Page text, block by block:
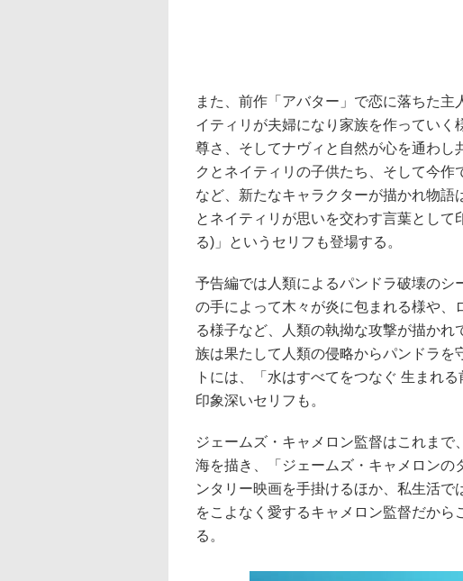
また、前作「アバター」で恋に落ちた
イティリが夫婦になり家族を作ってい
尊さ、そしてナヴィと自然が心を通わし
クとネイティリの子供たち、そして今作
など、新たなキャラクターが描かれ物語
とネイティリが思いを交わす言葉として
る)」というセリフも登場する。
予告編では人類によるパンドラ破壊の
の手によって木々が炎に包まれる様や、
る様子など、人類の執拗な攻撃が描か
族は果たして人類の侵略からパンドラを
トには、「水はすべてをつなぐ 生まれ
印象深いセリフも。
ジェームズ・キャメロン監督はこれま
海を描き、「ジェームズ・キャメロンの
ンタリー映画を手掛けるほか、私生活
をこよなく愛するキャメロン監督だか
る。